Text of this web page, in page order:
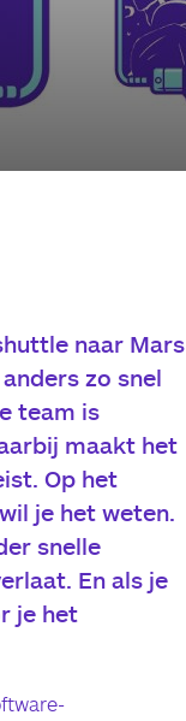
naar Mars
zo snel
team is
maakt het
Op het
je het weten.
snelle
En als je
je het